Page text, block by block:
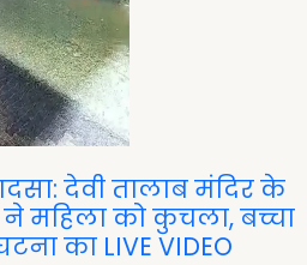
देवी तालाब मंदिर के
महिला को कुचला, बच्चा
का LIVE VIDEO